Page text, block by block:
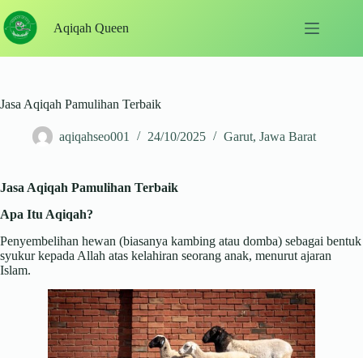
to
content
Aqiqah Queen
Jasa Aqiqah Pamulihan Terbaik
aqiqahseo001 24/10/2025 Garut, Jawa Barat
Jasa Aqiqah Pamulihan Terbaik
Apa Itu Aqiqah?
Penyembelihan hewan (biasanya kambing atau domba) sebagai bentuk
syukur kepada Allah atas kelahiran seorang anak, menurut ajaran
Islam.